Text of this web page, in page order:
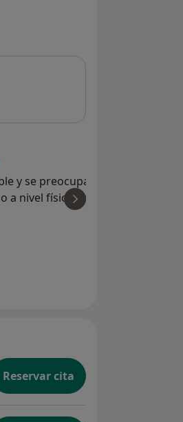
y se preocupa por sus pacientes ;
a nivel físico y mental
Reservar cita